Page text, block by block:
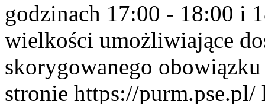
godzinach 17:00 - 18:00 i
wielkości umożliwiające
skorygowanego
stronie https://